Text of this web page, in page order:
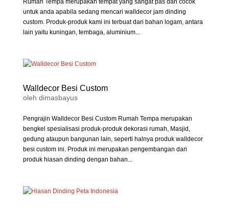
Rumah Tempa merupakan tempat yang sangat pas dan cocok
untuk anda apabila sedang mencari walldecor jam dinding
custom. Produk-produk kami ini terbuat dari bahan logam, antara
lain yaitu kuningan, tembaga, aluminium...
Walldecor Besi Custom
oleh dimasbayus
Pengrajin Walldecor Besi Custom Rumah Tempa merupakan
bengkel spesialisasi produk-produk dekorasi rumah, Masjid,
gedung ataupun bangunan lain, seperti halnya produk walldecor
besi custom ini. Produk ini merupakan pengembangan dari
produk hiasan dinding dengan bahan...